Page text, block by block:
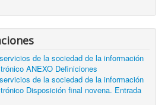
de la sociedad de la información
ANEXO Definiciones
de la sociedad de la información
Disposición final novena. Entrada